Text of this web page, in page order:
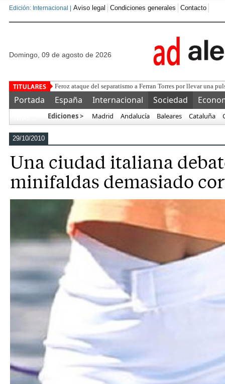
Edición: Internacional | Aviso legal Condiciones generales Contacto
domingo, 09 de agosto de 2026
Ayuso critica al
Portada España Internacional Sociedad
Ediciones > Madrid Andalucía Baleares Cataluña
29/10/2010
Una ciudad italiana
minifaldas demasiado